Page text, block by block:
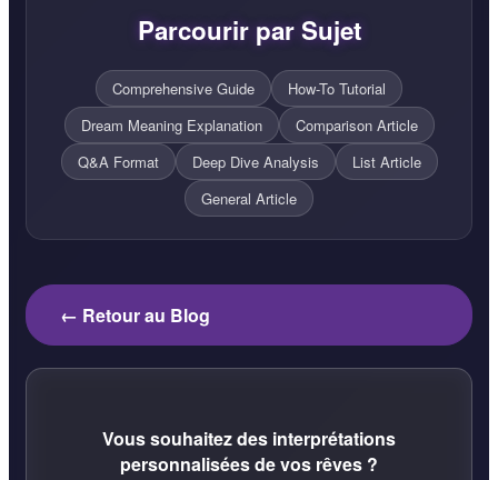
Parcourir par Sujet
Comprehensive Guide
How-To Tutorial
Dream Meaning Explanation
Comparison Article
Q&A Format
Deep Dive Analysis
List Article
General Article
← Retour au Blog
Vous souhaitez des interprétations
personnalisées de vos rêves ?